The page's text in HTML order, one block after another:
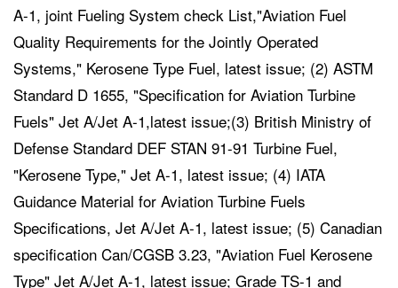
A-1, joint Fueling System check List,"Aviation Fuel
Quality Requirements for the Jointly Operated
Systems," Kerosene Type Fuel, latest issue; (2) ASTM
Standard D 1655, "Specification for Aviation Turbine
Fuels" Jet A/Jet A-1,latest issue;(3) British Ministry of
Defense Standard DEF STAN 91-91 Turbine Fuel,
"Kerosene Type," Jet A-1, latest issue; (4) IATA
Guidance Material for Aviation Turbine Fuels
Specifications, Jet A/Jet A-1, latest issue; (5) Canadian
specification Can/CGSB 3.23, "Aviation Fuel Kerosene
Type" Jet A/Jet A-1, latest issue; Grade TS-1 and